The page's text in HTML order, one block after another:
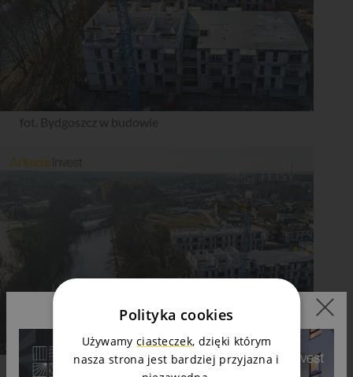
fot. Bydgoszcz w budowie
fot. Bydgoszcz w budowie
Polityka cookies
Używamy ciasteczek, dzięki którym
nasza strona jest bardziej przyjazna i